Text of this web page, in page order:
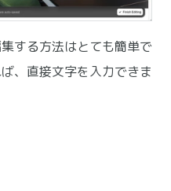
する方法はとても簡単で
、直接文字を入力できま